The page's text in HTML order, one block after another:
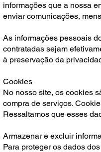
informações que a nossa
enviar comunicações,
As informações pessoais
contratadas sejam
à preservação da
Cookies
No nosso site, os cookies
compra de serviços.
Ressaltamos que esses
Armazenar e excluir
Para proteger os dados